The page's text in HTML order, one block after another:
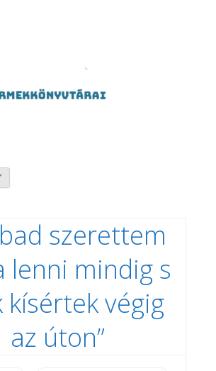
szerettem
lenni mindig s
kísértek végig
az úton”